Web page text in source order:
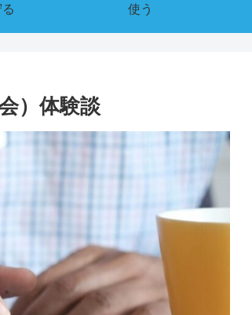
使う
）体験談